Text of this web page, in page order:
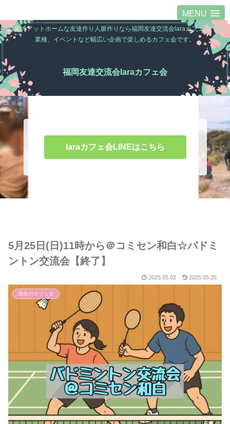
MENU
福岡のアットホームな友達作り人脈作りなら福岡友達交流会laraカフェ会。異
業種、イベントなど幅広い企画で楽しめるカフェ会です。
福岡友達交流会laraカフェ会
laraカフェ会LINEはこちら
5月25日(日)11時から＠コミセン和白☆バドミ
ントン交流会【終了】
2025.05.02 2025.05.25
過去のカフェ会